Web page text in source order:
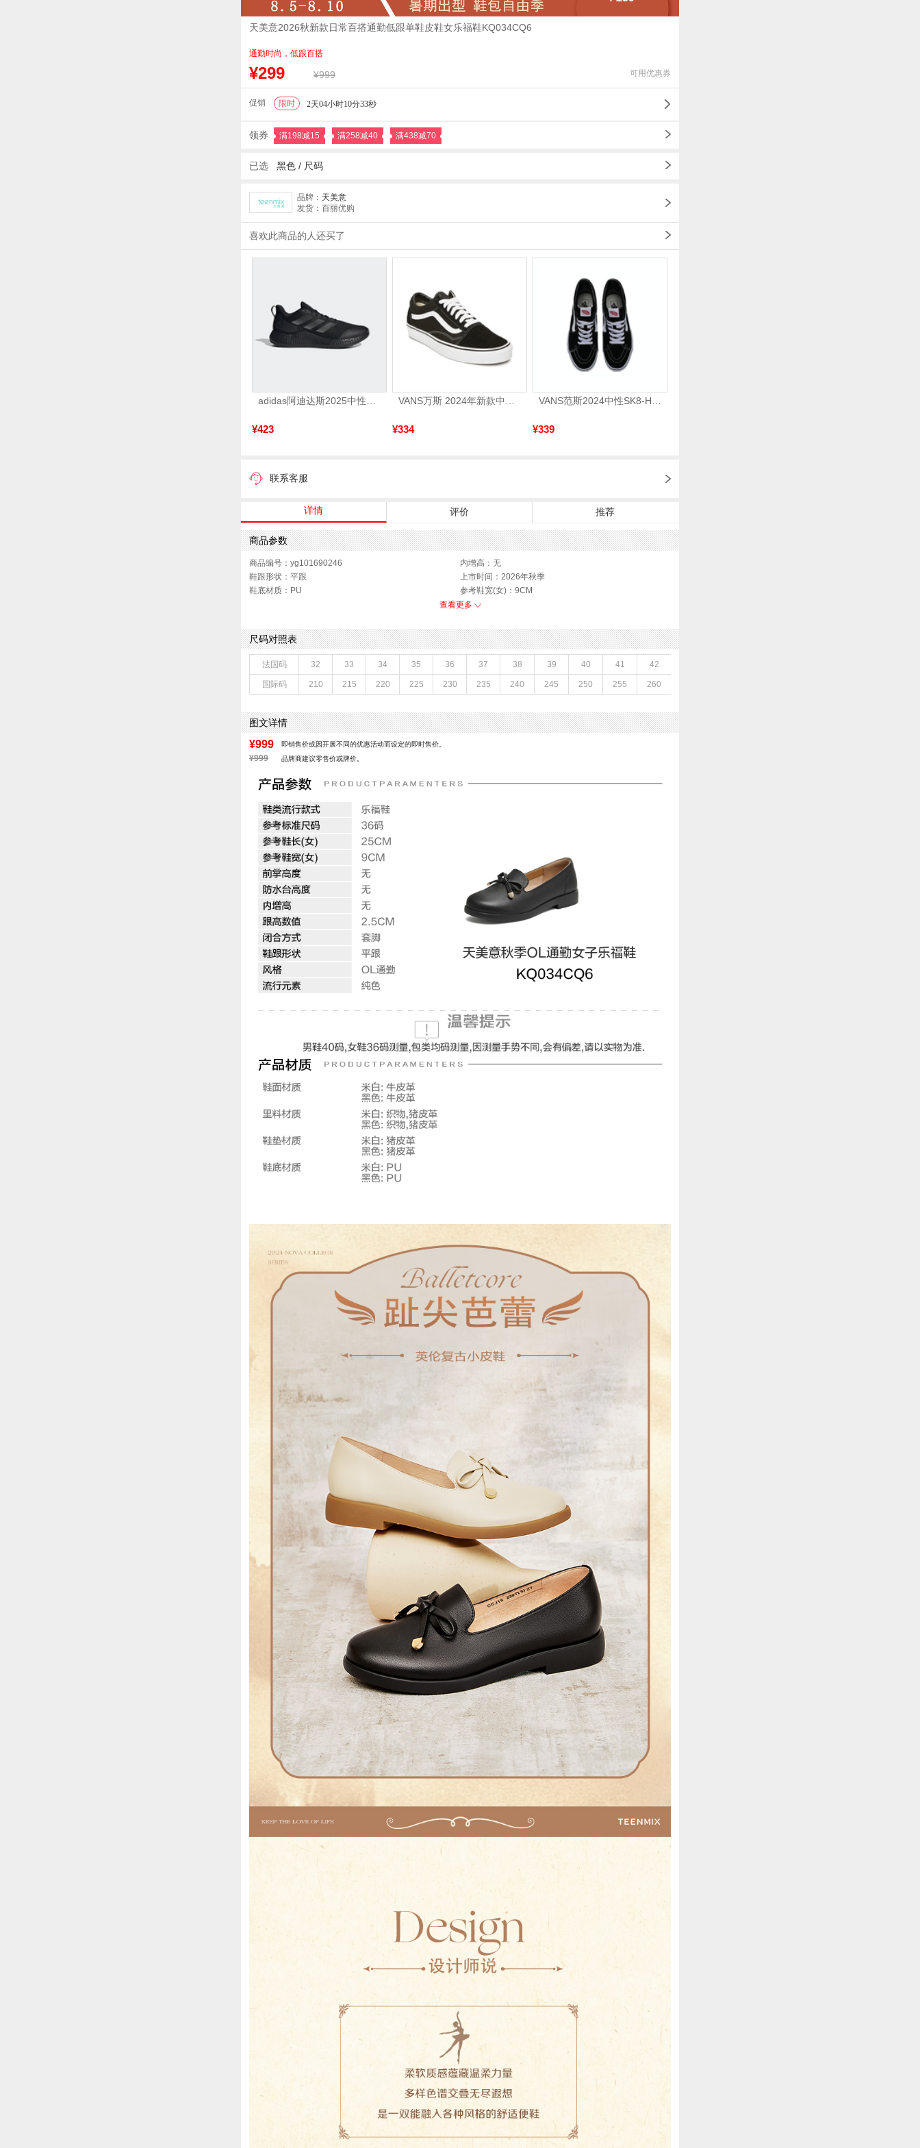
天美意2026秋新款日常百搭通勤低跟单鞋皮鞋女乐福鞋KQ034CQ6
通勤时尚，低跟百搭
¥299 ¥999 可用优惠券
促销 限时 2天04小时10分31秒
领券 满198减15 满258减40 满438减70
已选 黑色 / 尺码
品牌： 天美意
发货：百丽优购
喜欢此商品的人还买了
adidas阿迪达斯2025中性edge gamedaySPW FTW-跑步GW2499
¥423
VANS万斯 2024年新款中性OldSkool帆布鞋/硫化鞋VN000D3HY28（延续款）
¥334
VANS范斯2024中性SK8-HiCL帆布鞋/硫化鞋VN000D5IB8C
¥339
联系客服
详情 评价 推荐
商品参数
商品编号：yg101690246
内增高：无
鞋跟形状：平跟
上市时间：2026年秋季
鞋底材质：PU
参考鞋宽(女)：9CM
鞋类流行款式：乐福鞋
前掌高度：无
款式季节：秋季
配跟：无
鞋垫材质：猪皮革
鞋头款式：圆头
鞋面材质：牛皮革
鞋面图案：纯色
参考鞋长(女)：25CM
制鞋工艺：胶贴皮鞋
跟高数值：2.5CM
里料材质：猪皮革,织物
防水台高度：无
风格：OL通勤
查看更多
尺码对照表
法国码 32 33 34 35 36 37 38 39 40 41 42
国际码 210 215 220 225 230 235 240 245 250 255 260
图文详情
¥999 即销售价或因开展不同的优惠活动而设定的即时售价。
¥999 品牌商建议零售价或牌价。